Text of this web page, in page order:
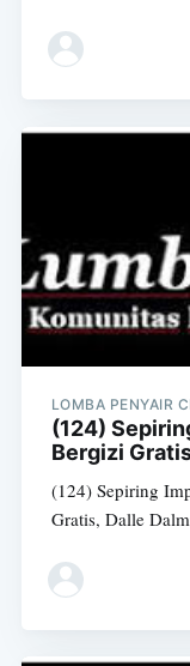
LOMBA PENYAIR
(124)
Bergizi
(124) Sepiring
Gratis, Dalle